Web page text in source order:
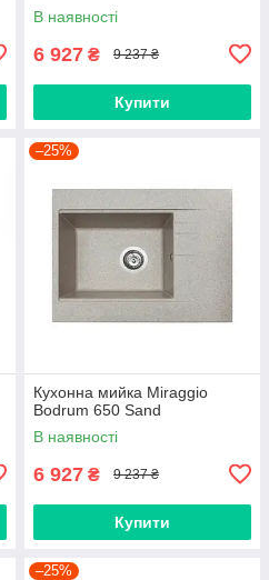
В наявності
6 927 ₴ 9 237 ₴
Купити
–25%
Кухонна мийка Miraggio
Bodrum 650 Sand
В наявності
6 927 ₴ 9 237 ₴
Купити
–25%